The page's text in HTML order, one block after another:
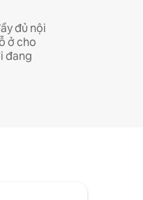
đủ nội
ở cho
đang